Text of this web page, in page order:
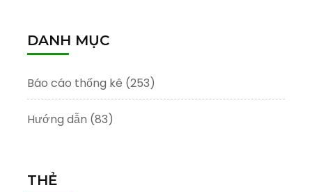
DANH MỤC
Báo cáo thống kê (253)
Hướng dẫn (83)
THẺ